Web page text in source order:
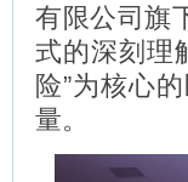
有限公司旗
式的深刻理
险”为核心
量。